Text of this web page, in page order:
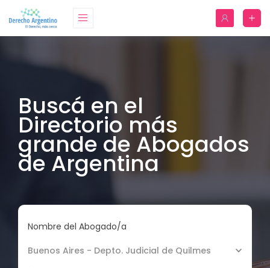
Buscá en el
Directorio más
grande de Abogados
de Argentina
Nombre del Abogado/a
Buenos Aires - Depto. Judicial de Quilmes